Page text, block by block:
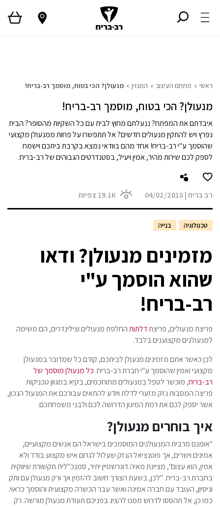
ראשי מתחם העיצוב המגזין מנעולן? הכי בטוח, מוסמך רב-בריח!
מנעולן? הכי בטוח, מוסמך רב-בריח!
איבדתם את המפתח? ננעלתם מחוץ לבית עם כל השקיות מהסופר? הבית
נפרץ ויש להתקין מנעולים חדשים? אל תתפשרו על פחות ממנעולן מקצועי
שהוסמך ע"י רב-בריח! אחד מהם בוודאי נמצא בקרבת ביתכם וישמח
לספק לכם שירות מהיר, אמין ויעיל, בסטנדרטים הגבוהים של רב-בריח.
רב בריח |
04/02/2018
19.1K צפיות
טכנולוגיה בנייה
מזמינים מנעולן? ודאו
שהוא הוסמך ע"י
רב-בריח!
פריצת מנעולים, פריצתדלתותהחלפת מנעולים וצילינדרים, הם משימה
למנעולנים מקצוענים בלבד.
לכן כאשר אתם מזמינים מנעולן לביתכם, קודם כל שמדובר במנעולן
מקצועי ואמין שהוסמך ע"י חברת רב-בריח. כל מנעולן מוסמך של
רב-בריח, מוכשר לטפל במנעולים מתוחכמים, בקיא במגוון טכניקות
פריצה המסבות נזק מזערי לדלת ויודע להתאים עבורכם את המנעול הנכון,
אשר יספק לכם את רמת המיגון הדרושה לכם ולבני משפחתכם.
איך בוחרים מנעולן?
"אומנם מרבית המנעולנים המוסמכים בישראל הם אנשים מקצועיים,
אמינים וישרים, אך פוטנציאל הנזק שעלול לגרום איש מקצוע בודד ולא
אמין, הוא עצום", מציינת מאיה דונרשטיין יתיר, סמנכ"לית תקשורת שיווקית
בחברת רב-בריח. "לכן, בשעת הצורך חשוב להזמין אך ורק מנעולן עם ותק
וניסיון, העובד עם חברה אמינה ואשר עבר הכשרה מקצועית והוסמך כראוי.
כמו כן, אל תהססו לדרוש ממנו להציג בפניכם תעודת מנעולן מורשה. רק